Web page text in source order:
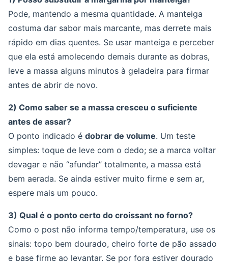
Pode, mantendo a mesma quantidade. A manteiga
costuma dar sabor mais marcante, mas derrete mais
rápido em dias quentes. Se usar manteiga e perceber
que ela está amolecendo demais durante as dobras,
leve a massa alguns minutos à geladeira para firmar
antes de abrir de novo.
2) Como saber se a massa cresceu o suficiente
antes de assar?
O ponto indicado é dobrar de volume. Um teste
simples: toque de leve com o dedo; se a marca voltar
devagar e não “afundar” totalmente, a massa está
bem aerada. Se ainda estiver muito firme e sem ar,
espere mais um pouco.
3) Qual é o ponto certo do croissant no forno?
Como o post não informa tempo/temperatura, use os
sinais: topo bem dourado, cheiro forte de pão assado
e base firme ao levantar. Se por fora estiver dourado